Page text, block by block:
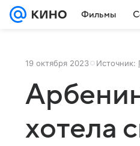
Фильмы
19 октября 2023 Источник:
хотела